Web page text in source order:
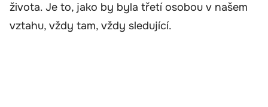
života. Je to, jako by byla třetí osobou v našem
vztahu, vždy tam, vždy sledující.